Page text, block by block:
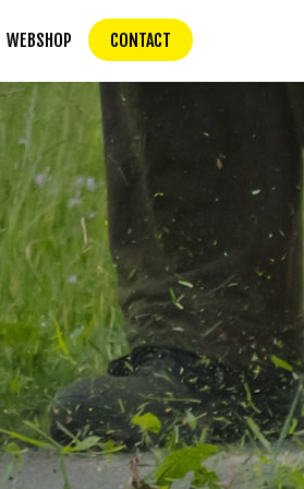
WEBSHOP CONTACT